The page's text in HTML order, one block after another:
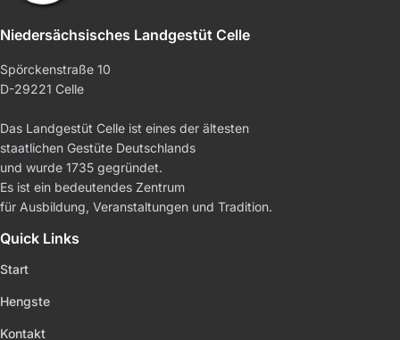
Niedersächsisches Landgestüt Celle
Spörckenstraße 10
D-29221 Celle
Das Landgestüt Celle ist eines der ältesten
staatlichen Gestüte Deutschlands
und wurde 1735 gegründet.
Es ist ein bedeutendes Zentrum
für Ausbildung, Veranstaltungen und Tradition.
Quick Links
Start
Hengste
Kontakt